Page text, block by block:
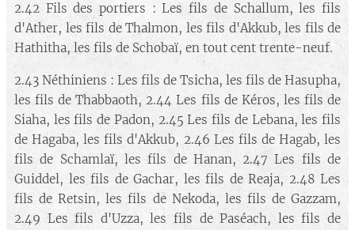
2.42 Fils des portiers : Les fils de Schallum, les fils
d'Ather, les fils de Thalmon, les fils d'Akkub, les fils de
Hathitha, les fils de Schobaï, en tout cent trente-neuf.
2.43 Néthiniens : Les fils de Tsicha, les fils de Hasupha,
les fils de Thabbaoth, 2.44 Les fils de Kéros, les fils de
Siaha, les fils de Padon, 2.45 Les fils de Lebana, les fils
de Hagaba, les fils d'Akkub, 2.46 Les fils de Hagab, les
fils de Schamlaï, les fils de Hanan, 2.47 Les fils de
Guiddel, les fils de Gachar, les fils de Reaja, 2.48 Les
fils de Retsin, les fils de Nekoda, les fils de Gazzam,
2.49 Les fils d'Uzza, les fils de Paséach, les fils de